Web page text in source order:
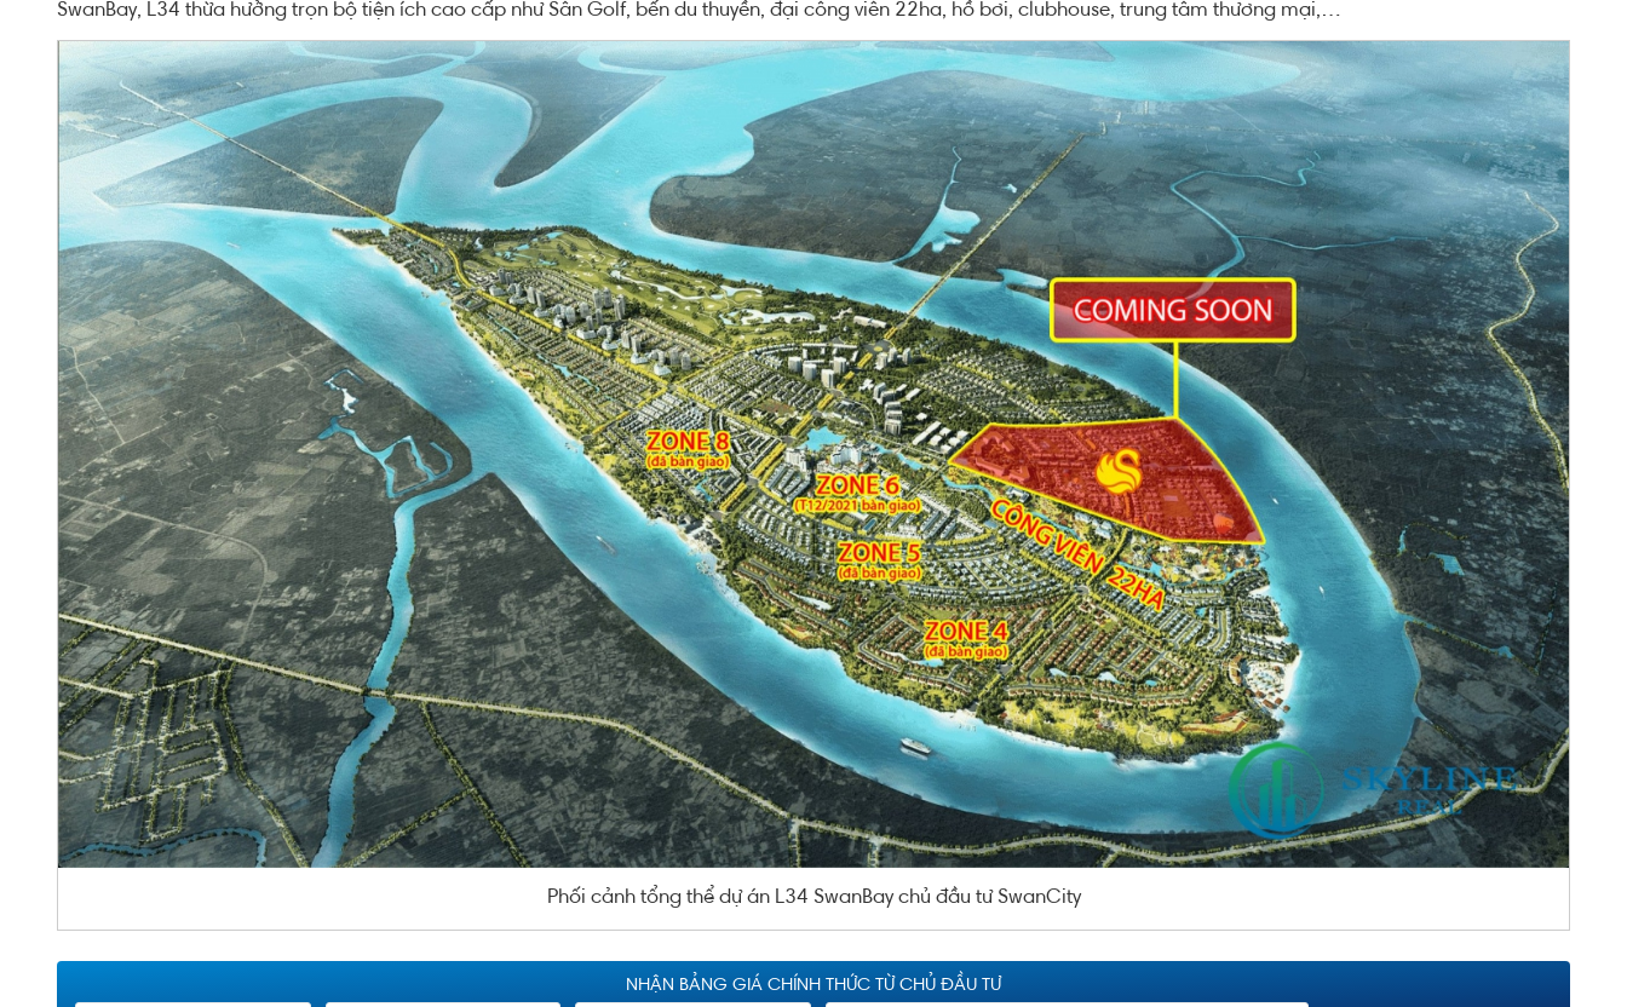
SwanBay, L34 thừa hưởng trọn bộ tiện ích cao cấp như Sân Golf, bến du thuyền, đại công viên 22ha, hồ bơi, clubhouse, trung tâm thương mại,…
Phối cảnh tổng thể dự án L34 SwanBay chủ đầu tư SwanCity
NHẬN BẢNG GIÁ CHÍNH THỨC TỪ CHỦ ĐẦU TƯ